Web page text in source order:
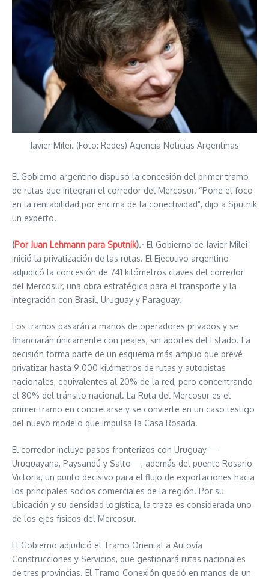
Javier Milei. (Foto: Redes) Agencia Noticias Argentinas
El Gobierno argentino dispuso la concesión del primer tramo
de rutas que integran el corredor del Mercosur. “Pone el foco
en la rentabilidad por encima de la conectividad”, dijo a Sputnik
un experto.
(Por Juan Lehmann para Sputnik).- El Gobierno de Javier Milei
inició la privatización de las rutas. El Ejecutivo argentino
adjudicó la concesión de 741 kilómetros claves del corredor
del Mercosur, una obra estratégica para el transporte y la
integración con Brasil, Uruguay y Paraguay.
Los tramos pasarán a manos de operadores privados y se
financiarán únicamente con peajes, sin aportes del Estado. La
decisión forma parte de un esquema más amplio que prevé
privatizar hasta 9.000 kilómetros de rutas y autopistas
nacionales, equivalentes al 20% de la red, pero concentrando
el 80% del tránsito nacional. La Ruta del Mercosur es el
primer tramo en concretarse y se convierte en un caso testigo
del nuevo modelo que impulsa la Casa Rosada.
El corredor incluye pasos fronterizos con Uruguay —
Uruguayana, Paysandú y Salto—, además del puente Rosario-
Victoria, un punto decisivo para el flujo de exportaciones hacia
los principales socios comerciales de la región. Por su
ubicación y su densidad logística, la traza es considerada uno
de los ejes físicos del Mercosur.
El Gobierno adjudicó el Tramo Oriental a Autovía
Construcciones y Servicios, que gestionará rutas nacionales
de tres provincias. El Tramo Conexión quedó en manos de un